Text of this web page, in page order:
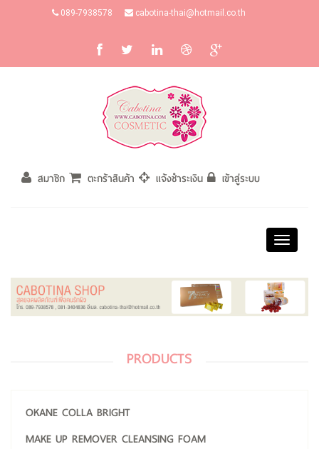
089-7938578 cabotina-thai@hotmail.co.th
สมาชิก ตะกร้าสินค้า แจ้งชำระเงิน เข้าสู่ระบบ
Toggle
PRODUCTS
OKANE COLLA BRIGHT
MAKE UP REMOVER CLEANSING FOAM